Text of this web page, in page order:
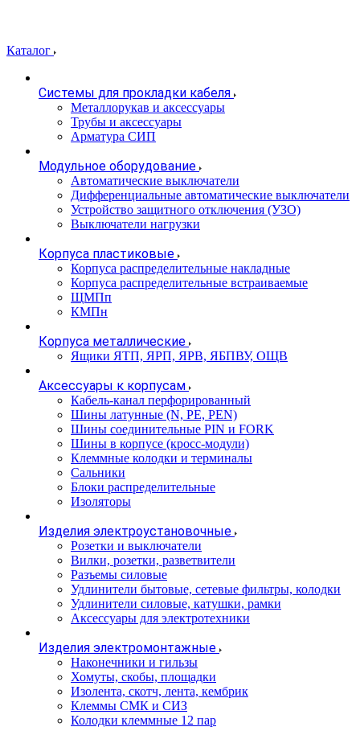
Каталог
Системы для прокладки кабеля
Металлорукав и аксессуары
Трубы и аксессуары
Арматура СИП
Модульное оборудование
Автоматические выключатели
Дифференциальные автоматические выключатели
Устройство защитного отключения (УЗО)
Выключатели нагрузки
Корпуса пластиковые
Корпуса распределительные накладные
Корпуса распределительные встраиваемые
ЩМПп
КМПн
Корпуса металлические
Ящики ЯТП, ЯРП, ЯРВ, ЯБПВУ, ОЩВ
Аксессуары к корпусам
Кабель-канал перфорированный
Шины латунные (N, PE, PEN)
Шины соединительные PIN и FORK
Шины в корпусе (кросс-модули)
Клеммные колодки и терминалы
Сальники
Блоки распределительные
Изоляторы
Изделия электроустановочные
Розетки и выключатели
Вилки, розетки, разветвители
Разъемы силовые
Удлинители бытовые, сетевые фильтры, колодки
Удлинители силовые, катушки, рамки
Аксессуары для электротехники
Изделия электромонтажные
Наконечники и гильзы
Хомуты, скобы, площадки
Изолента, скотч, лента, кембрик
Клеммы СМК и СИЗ
Колодки клеммные 12 пар